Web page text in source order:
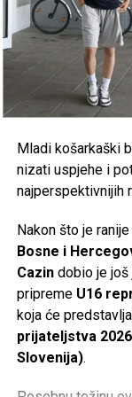
Mladi košarkaški
nizati uspjehe i
najperspektivnijih
Nakon što je
Bosne i
Cazindobio je još
pripreme U16
koja će
prijateljstva
Slovenija).